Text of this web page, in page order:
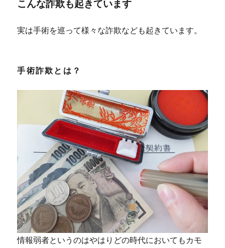
こんな詐欺も起きています
実は手術を巡って様々な詐欺なども起きています。
手術詐欺とは？
情報弱者というのはやはりどの時代においてもカモ